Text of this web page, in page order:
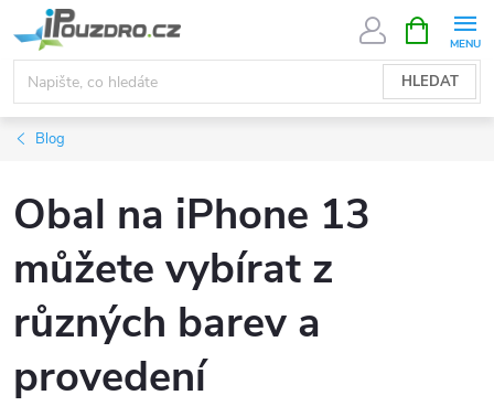
na
obsah
HLEDAT
NÁKUPNÍ
KOŠÍK
Blog
Obal na iPhone 13
můžete vybírat z
různých barev a
provedení